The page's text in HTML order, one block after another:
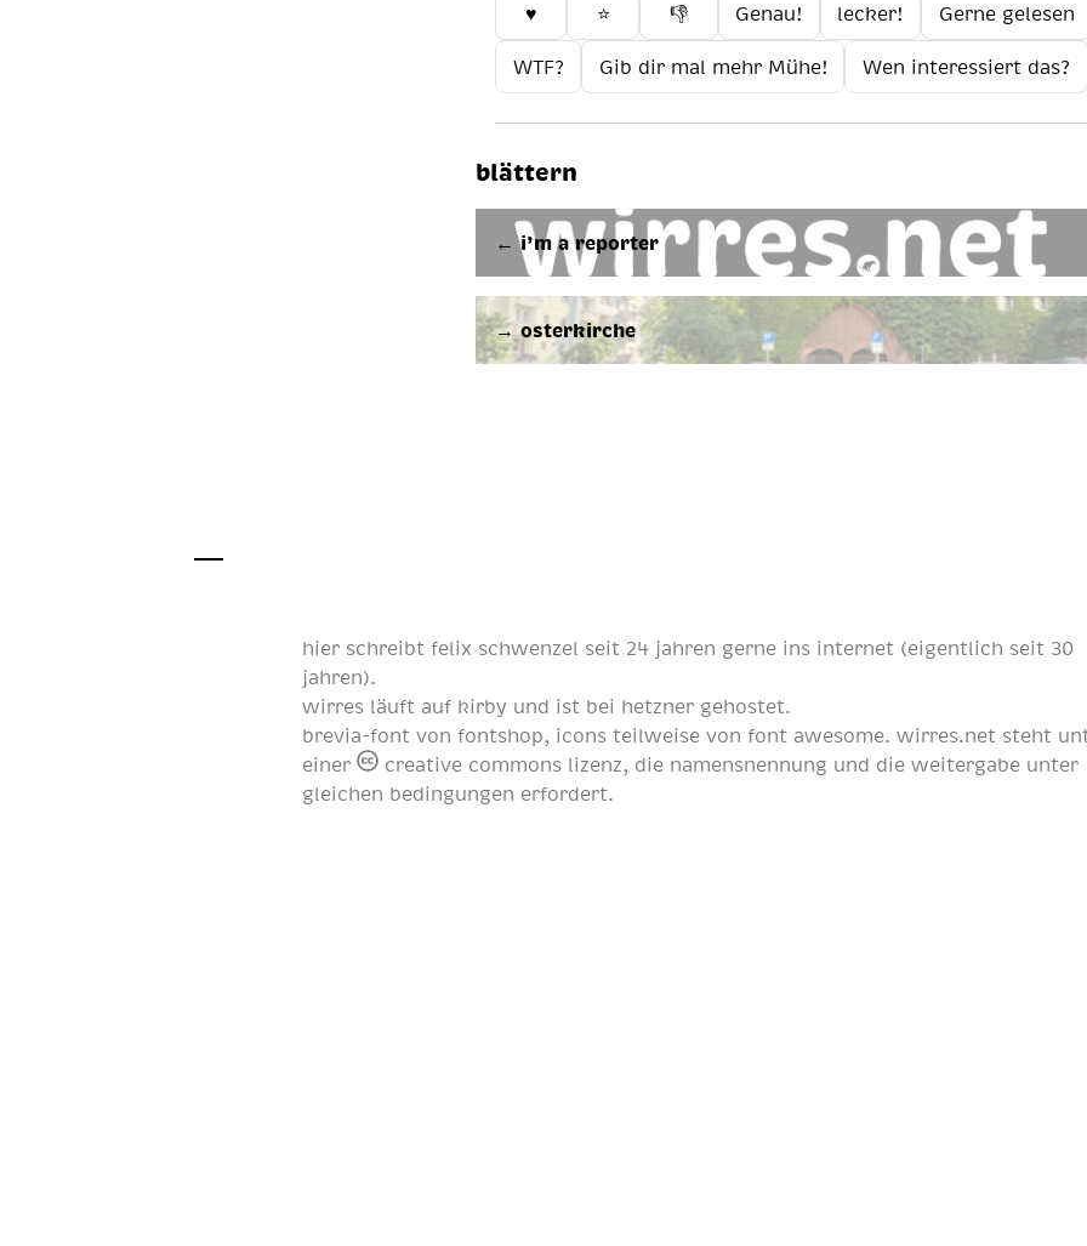
♥️ ⭐ 👎 Genau! lecker! Gerne gelesen
WTF? Gib dir mal mehr Mühe! Wen interessiert das?
blättern
← i’m a reporter
→ osterkirche
hier schreibtfelix schwenzel seit 24 jahren gerne ins internet (eigentlich seit 30
jahren).
wirres läuft auf kirby und ist bei hetzner gehostet.
brevia-font vonfontshop, icons teilweise vonfont awesome. wirres.net steht
einer
creative commons lizenz, die namensnennung und die weitergabe unter
gleichen bedingungen erfordert.